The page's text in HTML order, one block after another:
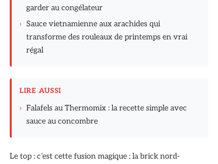
garder au congélateur
› Sauce vietnamienne aux arachides qui
transforme des rouleaux de printemps en vrai
régal
LIRE AUSSI
› Falafels au Thermomix : la recette simple avec
sauce au concombre
Le top : c’est cette fusion magique : la brick nord-